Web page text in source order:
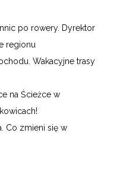
po rowery. Dyrektor
regionu
Wakacyjne trasy
na Ścieżce w
Co zmieni się w